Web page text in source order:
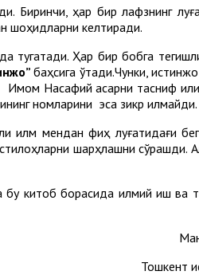
Биринчи, ҳар бир лафзнинг
шоҳидларни келтиради.
Ҳар бир бобга
баҳсига ўтади.Чунки,
Насафий асарни тасниф
номларини эса зикр қилмайди.
мендан фиқҳ луғатидағи
шарҳлашни сўрашди.
китоб борасида илмий иш ва
Тошкент